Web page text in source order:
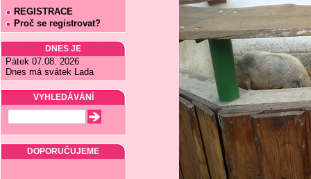
REGISTRACE
Proč se registrovat?
DNES JE
Pátek 07.08. 2026
Dnes má svátek Lada
VYHLEDÁVÁNÍ
DOPORUČUJEME